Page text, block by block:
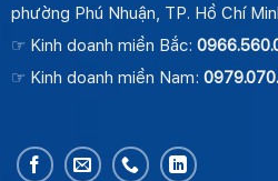
phường Phú Nhuận, TP. Hồ Chí
☞ Kinh doanh miền Bắc:
☞ Kinh doanh miền Nam: